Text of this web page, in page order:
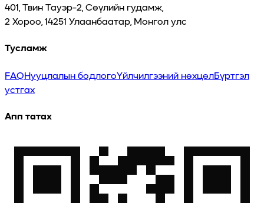
401, Твин Тауэр-2, Сөүлийн гудамж,
2 Хороо, 14251 Улаанбаатар, Монгол улс
Тусламж
FAQНууцлалын бодлогоҮйлчилгээний нөхцөлБүртгэл
устгах
Апп татах